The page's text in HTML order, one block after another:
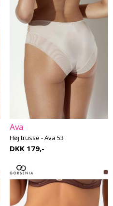
Ava
Høj trusse - Ava 53
DKK 179,-